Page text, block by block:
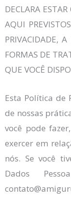
DECLARA
AQUI
PRIVACIDADE,
FORMAS DE
QUE VOCÊ
Esta Política de
de nossas
você pode
exercer em
nós. Se você
Dados